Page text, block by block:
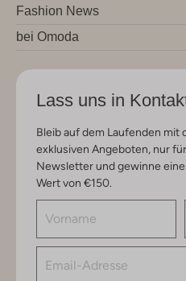
Fashion News
bei Omoda
Lass uns in
Bleib auf dem Laufenden mit
exklusiven Angeboten, nur
Newsletter und gewinne
Wert von €150.